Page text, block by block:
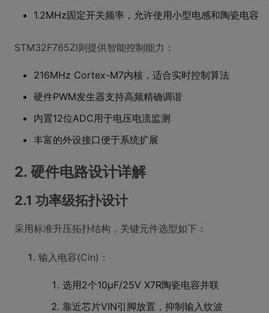
1.2MHz固定开关频率，允许使用小型电感和陶瓷电容
STM32F765ZI则提供智能控制能力：
216MHz Cortex-M7内核，适合实时控制算法
硬件PWM发生器支持高频精确调谐
内置12位ADC用于电压电流监测
丰富的外设接口便于系统扩展
2. 硬件电路设计详解
2.1 功率级拓扑设计
采用标准升压拓扑结构，关键元件选型如下：
输入电容(Cin)：
选用2个10μF/25V X7R陶瓷电容并联
靠近芯片VIN引脚放置，抑制输入纹波